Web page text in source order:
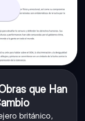
que Han
británico,